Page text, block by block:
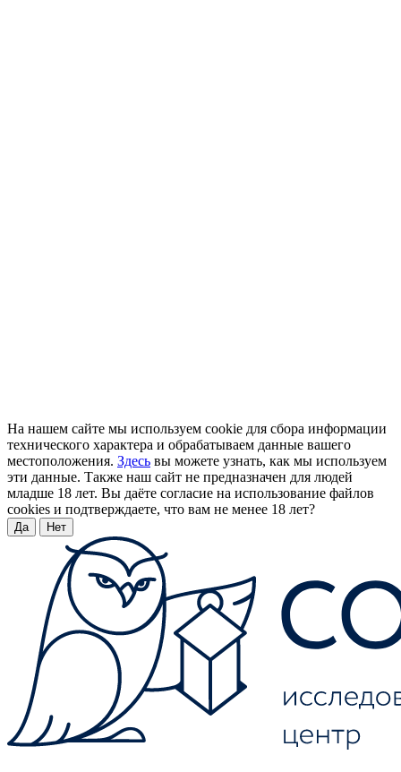
На нашем сайте мы используем cookie для сбора информации
технического характера и обрабатываем данные вашего
местоположения. Здесь вы можете узнать, как мы используем
эти данные. Также наш сайт не предназначен для людей
младше 18 лет. Вы даёте согласие на использование файлов
cookies и подтверждаете, что вам не менее 18 лет?
Да Нет